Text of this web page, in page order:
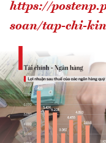
https://
soan/tap-chi-